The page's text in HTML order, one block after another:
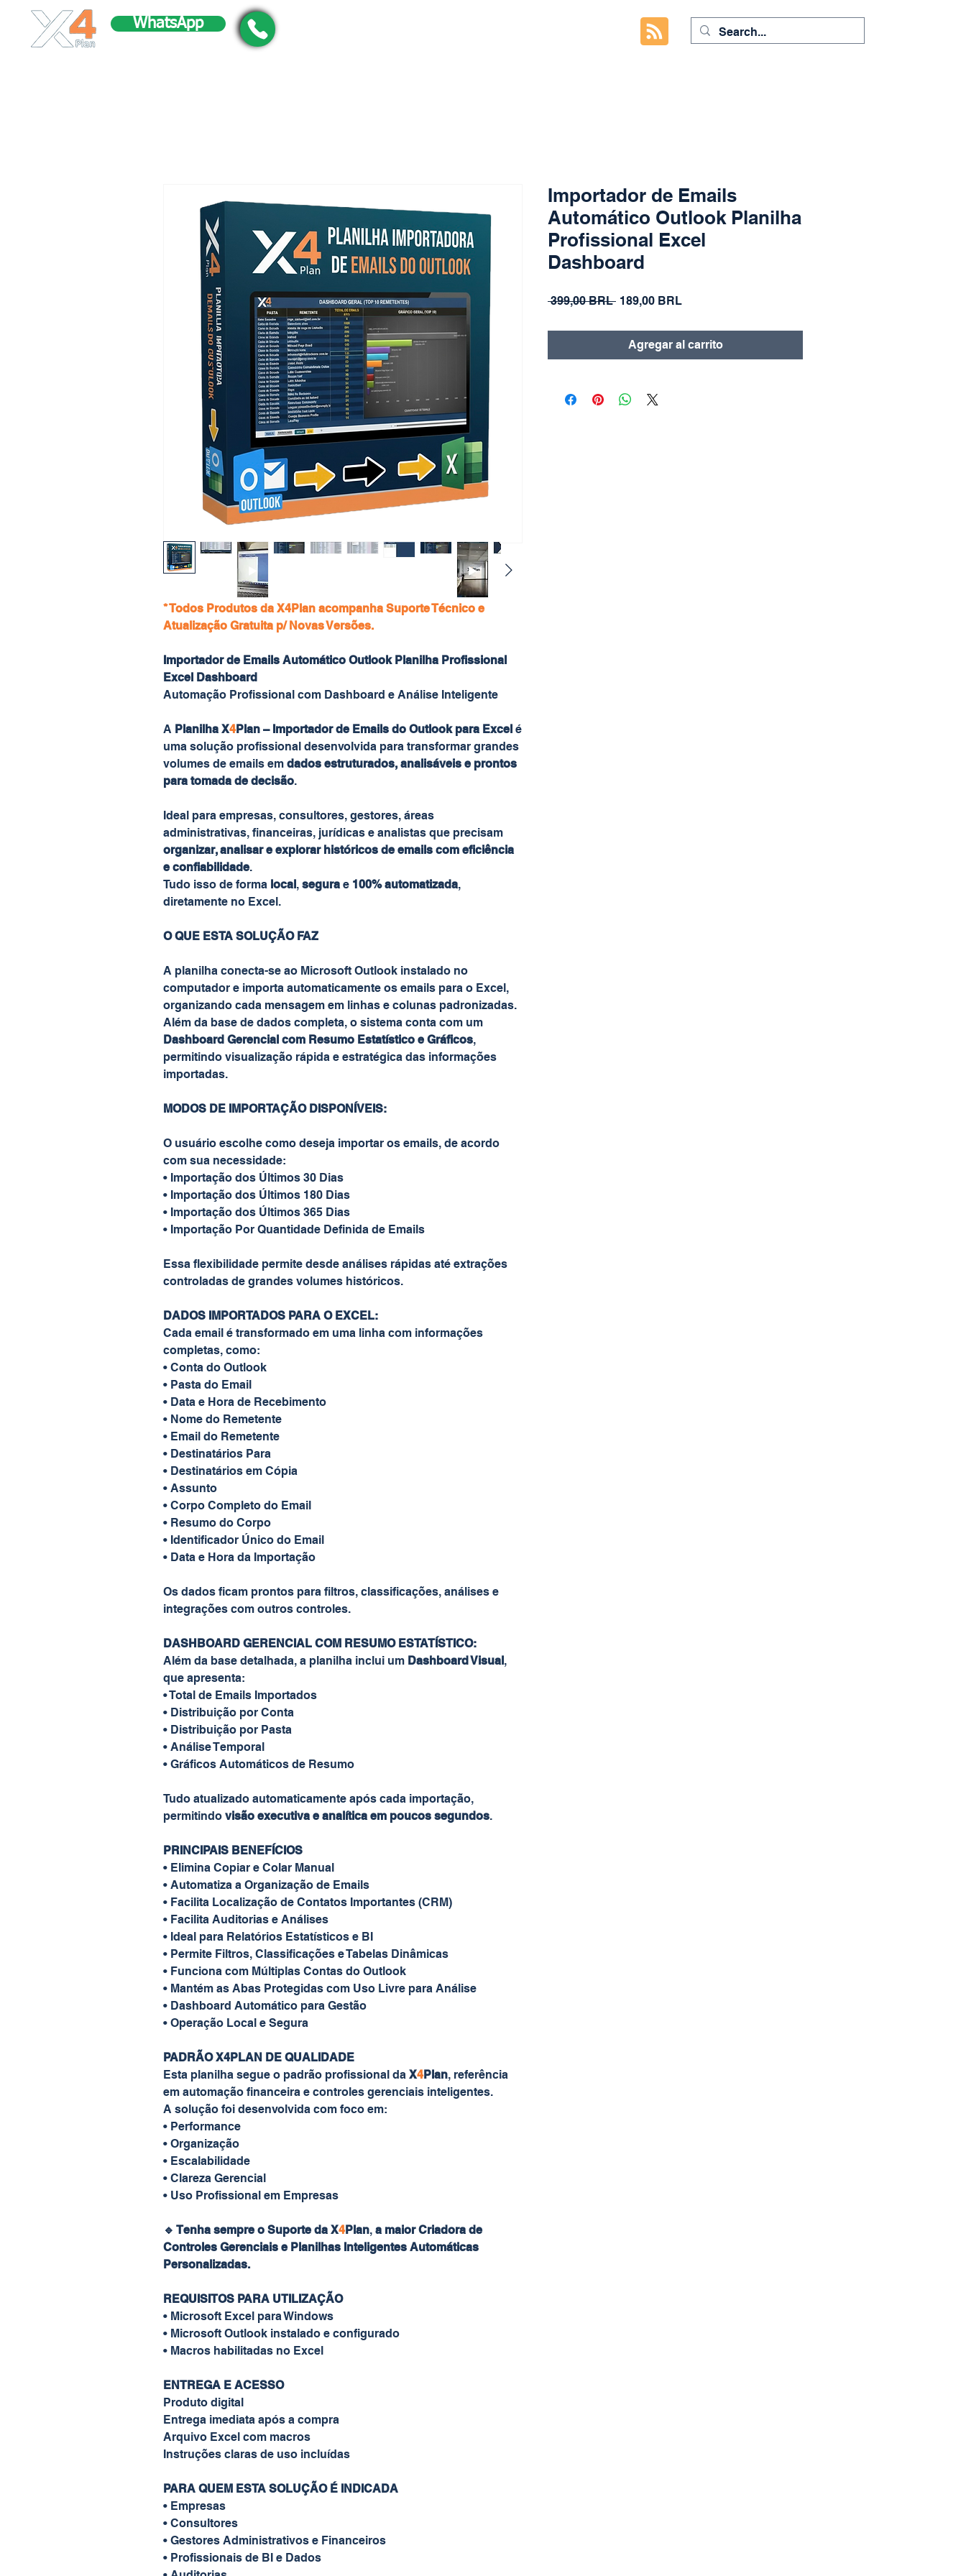
WhatsApp
* Todos Produtos da X4Plan acompanha Suporte Técnico e
Atualização Gratuita p/ Novas Versões.
Importador de Emails Automático Outlook Planilha Profissional
Excel Dashboard
Automação Profissional com Dashboard e Análise Inteligente
A Planilha X4Plan – Importador de Emails do Outlook para Excel é
uma solução profissional desenvolvida para transformar grandes
volumes de emails em dados estruturados, analisáveis e prontos
para tomada de decisão.
Ideal para empresas, consultores, gestores, áreas
administrativas, financeiras, jurídicas e analistas que precisam
organizar, analisar e explorar históricos de emails com eficiência
e confiabilidade.
Tudo isso de forma local, segura e 100% automatizada,
diretamente no Excel.
O QUE ESTA SOLUÇÃO FAZ
A planilha conecta-se ao Microsoft Outlook instalado no
computador e importa automaticamente os emails para o Excel,
organizando cada mensagem em linhas e colunas padronizadas.
Além da base de dados completa, o sistema conta com um
Dashboard Gerencial com Resumo Estatístico e Gráficos,
permitindo visualização rápida e estratégica das informações
importadas.
MODOS DE IMPORTAÇÃO DISPONÍVEIS:
O usuário escolhe como deseja importar os emails, de acordo
com sua necessidade:
• Importação dos Últimos 30 Dias
• Importação dos Últimos 180 Dias
• Importação dos Últimos 365 Dias
• Importação Por Quantidade Definida de Emails
Essa flexibilidade permite desde análises rápidas até extrações
controladas de grandes volumes históricos.
DADOS IMPORTADOS PARA O EXCEL:
Cada email é transformado em uma linha com informações
completas, como:
• Conta do Outlook
• Pasta do Email
• Data e Hora de Recebimento
• Nome do Remetente
• Email do Remetente
• Destinatários Para
• Destinatários em Cópia
• Assunto
• Corpo Completo do Email
• Resumo do Corpo
• Identificador Único do Email
• Data e Hora da Importação
Os dados ficam prontos para filtros, classificações, análises e
integrações com outros controles.
DASHBOARD GERENCIAL COM RESUMO ESTATÍSTICO:
Além da base detalhada, a planilha inclui um Dashboard Visual,
que apresenta:
• Total de Emails Importados
• Distribuição por Conta
• Distribuição por Pasta
• Análise Temporal
• Gráficos Automáticos de Resumo
Tudo atualizado automaticamente após cada importação,
permitindo visão executiva e analítica em poucos segundos.
PRINCIPAIS BENEFÍCIOS
• Elimina Copiar e Colar Manual
• Automatiza a Organização de Emails
• Facilita Localização de Contatos Importantes (CRM)
• Facilita Auditorias e Análises
• Ideal para Relatórios Estatísticos e BI
• Permite Filtros, Classificações e Tabelas Dinâmicas
• Funciona com Múltiplas Contas do Outlook
• Mantém as Abas Protegidas com Uso Livre para Análise
• Dashboard Automático para Gestão
• Operação Local e Segura
PADRÃO X4PLAN DE QUALIDADE
Esta planilha segue o padrão profissional da X4Plan, referência
em automação financeira e controles gerenciais inteligentes.
A solução foi desenvolvida com foco em:
• Performance
• Organização
• Escalabilidade
• Clareza Gerencial
• Uso Profissional em Empresas
🔹 Tenha sempre o Suporte da X4Plan, a maior Criadora de
Controles Gerenciais e Planilhas Inteligentes Automáticas
Personalizadas.
REQUISITOS PARA UTILIZAÇÃO
• Microsoft Excel para Windows
• Microsoft Outlook instalado e configurado
• Macros habilitadas no Excel
ENTREGA E ACESSO
Produto digital
Entrega imediata após a compra
Arquivo Excel com macros
Instruções claras de uso incluídas
PARA QUEM ESTA SOLUÇÃO É INDICADA
• Empresas
• Consultores
• Gestores Administrativos e Financeiros
• Profissionais de BI e Dados
Importador de Emails
Automático Outlook Planilha
Profissional Excel
Dashboard
399,00 BRL Precio
189,00 BRLPrecio
oferta
Agregar al carrito